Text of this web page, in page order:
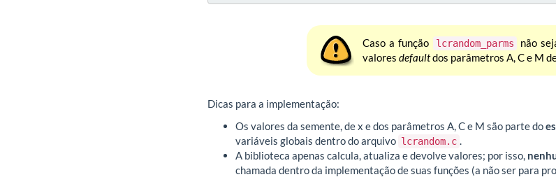
Caso a função lcrandom_parms
não
valores defaultdos parâmetros A, C e M
Dicas para a implementação:
Os valores da semente, de x e dos parâmetros A, C e M são parte do
variáveis globais dentro do arquivo lcrandom.c
A biblioteca apenas calcula, atualiza e devolve valores; por isso,
chamada dentro da implementação de suas funções (a não ser para